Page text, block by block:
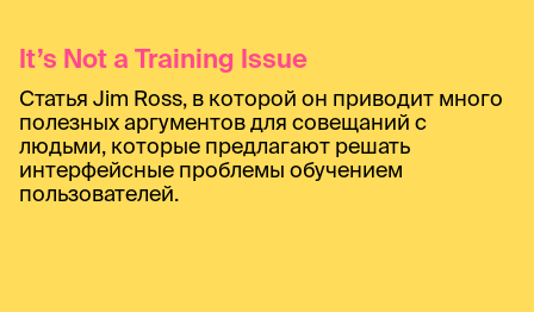
It’s Not a Training Issue
Статья Jim Ross, в которой он приводит много
полезных аргументов для совещаний с
людьми, которые предлагают решать
интерфейсные проблемы обучением
пользователей.